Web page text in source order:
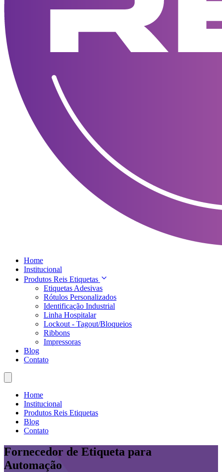
Home
Institucional
Produtos Reis Etiquetas
Etiquetas Adesivas
Rótulos Personalizados
Identificação Industrial
Linha Hospitalar
Lockout - Tagout/Bloqueios
Ribbons
Impressoras
Blog
Contato
Home
Institucional
Produtos Reis Etiquetas
Blog
Contato
Fornecedor de Etiqueta para
Automação